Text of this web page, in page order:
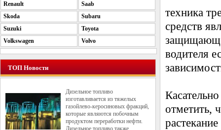
техника
средств
водителя
отметить,
Renault
Saab
Skoda
Subaru
Suzuki
Toyota
Volkswagen
Volvo
ТОП Новости
Дизельное топливо
изготавливается из тяжелых
газойлево-керосиновых фракций,
которые являются побочным
продуктом переработки нефти.
Дизельное топливо также